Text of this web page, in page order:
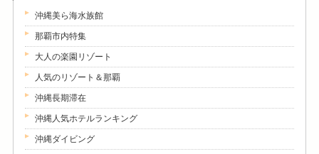
沖縄美ら海水族館
那覇市内特集
大人の楽園リゾート
人気のリゾート＆那覇
沖縄長期滞在
沖縄人気ホテルランキング
沖縄ダイビング